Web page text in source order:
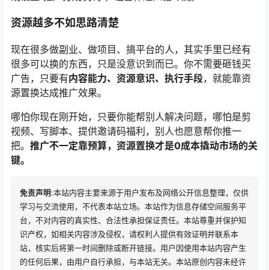
资源越多不如思路清楚
现在很多做副业、做项目、搞平台的人，其实手里已经有
很多可以换的东西，只是没意识到而已。你不需要砸钱买
广告，只要有内容能力、资源意识、执行手段，就能靠资
源置换达成推广效果。
哪怕你现在刚开始，只要你能帮别人解决问题，哪怕是剪
视频、写脚本、提供邀请码福利，别人也愿意帮你推一
把。 推广不一定靠预算，资源置换才是0成本撬动市场的关
键。
免责声明:本站内容主要来源于用户发布及网络公开信息整理，仅供
学习与交流使用，不代表本站立场。本站作为信息存储空间服务平
台，不对内容的真实性、合法性承担保证责任。本站尊重并保护知
识产权，如相关内容涉及侵权，请权利人提供有效证明并联系本
站，核实后将第一时间删除或断开链接。用户因使用本站内容产生
的任何后果，由用户自行承担，与本站无关。本站原创内容未经许